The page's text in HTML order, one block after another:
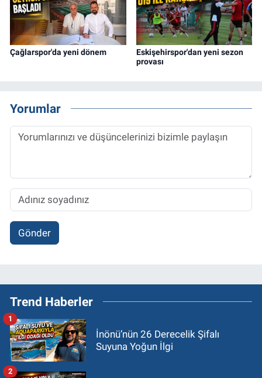
Çağlarspor'da yeni dönem
Eskişehirspor'dan yeni sezon
provası
Yorumlar
Gönder
Trend Haberler
İnönü’nün 26 Derecelik Şifalı
Suyuna Yoğun İlgi
1
2